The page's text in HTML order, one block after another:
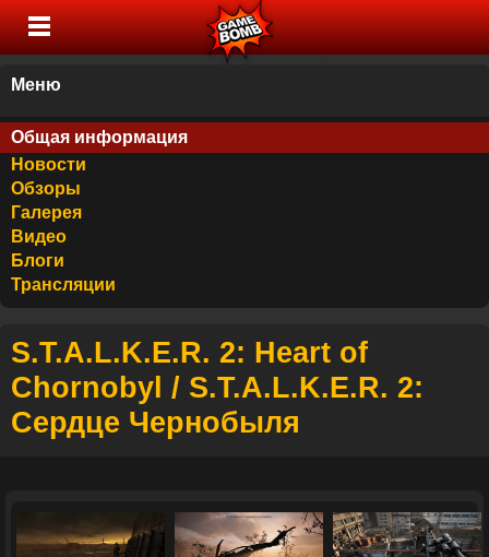
Меню
Общая информация
Новости
Обзоры
Галерея
Видео
Блоги
Трансляции
S.T.A.L.K.E.R. 2: Heart of
Chornobyl / S.T.A.L.K.E.R. 2:
Сердце Чернобыля